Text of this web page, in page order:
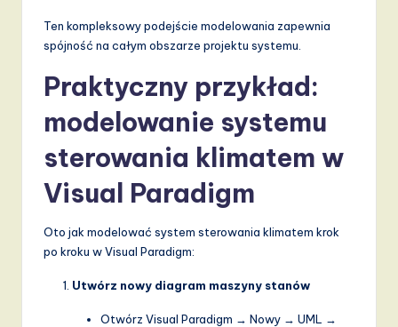
Ten kompleksowy podejście modelowania zapewnia
spójność na całym obszarze projektu systemu.
Praktyczny przykład:
modelowanie systemu
sterowania klimatem w
Visual Paradigm
Oto jak modelować system sterowania klimatem krok
po kroku w Visual Paradigm:
Utwórz nowy diagram maszyny stanów
Otwórz Visual Paradigm → Nowy → UML →